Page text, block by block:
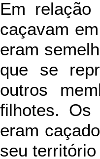
Em
caçavam
eram
que se
outros
filhotes. Os
eram
seu